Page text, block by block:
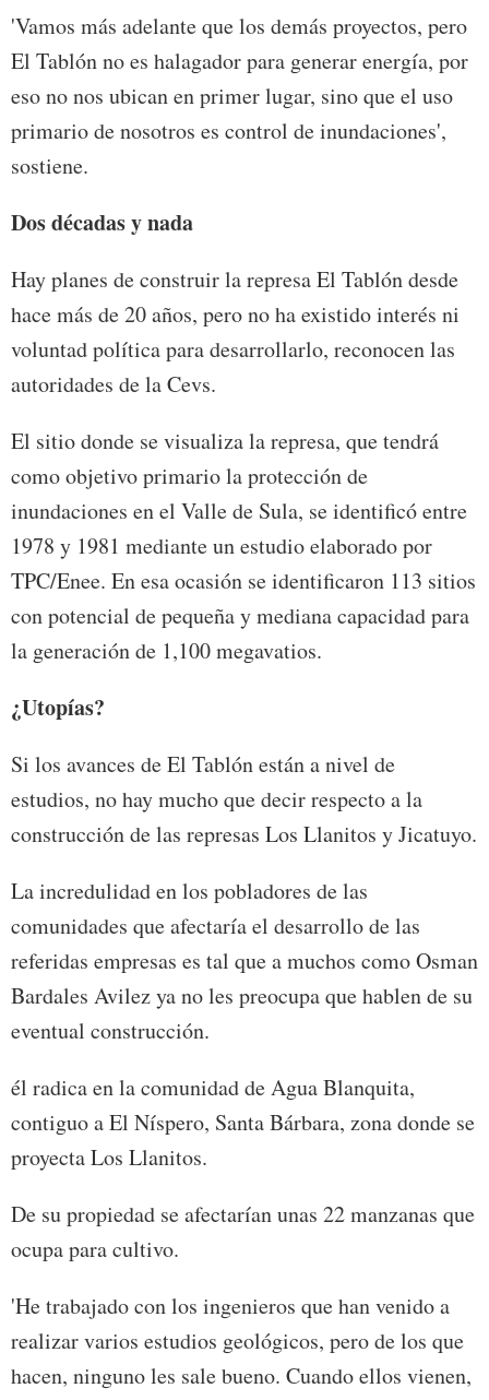
'Vamos más adelante que los demás proyectos, pero
El Tablón no es halagador para generar energía, por
eso no nos ubican en primer lugar, sino que el uso
primario de nosotros es control de inundaciones',
sostiene.
Dos décadas y nada
Hay planes de construir la represa El Tablón desde
hace más de 20 años, pero no ha existido interés ni
voluntad política para desarrollarlo, reconocen las
autoridades de la Cevs.
El sitio donde se visualiza la represa, que tendrá
como objetivo primario la protección de
inundaciones en el Valle de Sula, se identificó entre
1978 y 1981 mediante un estudio elaborado por
TPC/Enee. En esa ocasión se identificaron 113 sitios
con potencial de pequeña y mediana capacidad para
la generación de 1,100 megavatios.
¿Utopías?
Si los avances de El Tablón están a nivel de
estudios, no hay mucho que decir respecto a la
construcción de las represas Los Llanitos y Jicatuyo.
La incredulidad en los pobladores de las
comunidades que afectaría el desarrollo de las
referidas empresas es tal que a muchos como Osman
Bardales Avilez ya no les preocupa que hablen de su
eventual construcción.
él radica en la comunidad de Agua Blanquita,
contiguo a El Níspero, Santa Bárbara, zona donde se
proyecta Los Llanitos.
De su propiedad se afectarían unas 22 manzanas que
ocupa para cultivo.
'He trabajado con los ingenieros que han venido a
realizar varios estudios geológicos, pero de los que
hacen, ninguno les sale bueno. Cuando ellos vienen,